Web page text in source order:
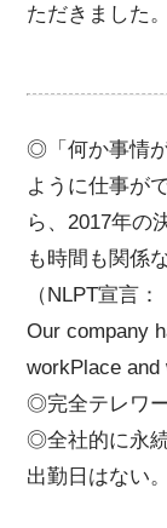
ただきました。
◎「何か事情
ように仕事が
ら、2017年の
も時間も関係
（NLPT宣言
Our company
workPlace and
◎完全テレワ
◎全社的に永
出勤日はない。